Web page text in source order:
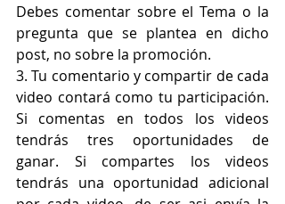
Debes comentar sobre el Tema o la
pregunta que se plantea en dicho
post, no sobre la promoción.
3. Tu comentario y compartir de cada
video contará como tu participación.
Si comentas en todos los videos
tendrás tres oportunidades de
ganar. Si compartes los videos
tendrás una oportunidad adicional